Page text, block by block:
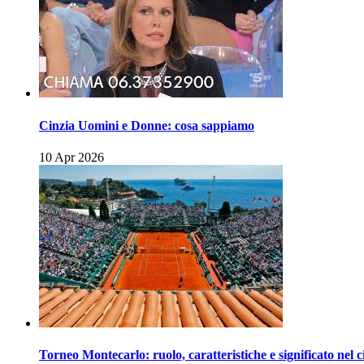
Cinzia Uomini e Donne: cosa sappiamo
10 Apr 2026
Torneo Montecarlo: ruolo, caratteristiche e significato nel